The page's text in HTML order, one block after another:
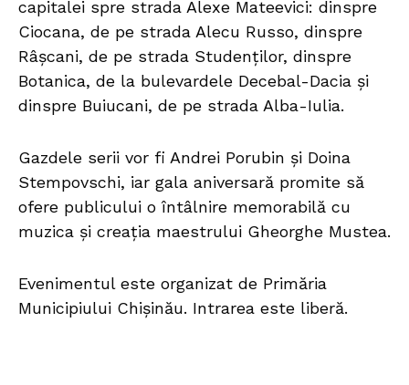
capitalei spre strada Alexe Mateevici: dinspre
Ciocana, de pe strada Alecu Russo, dinspre
Râșcani, de pe strada Studenților, dinspre
Botanica, de la bulevardele Decebal-Dacia și
dinspre Buiucani, de pe strada Alba-Iulia.
Gazdele serii vor fi Andrei Porubin și Doina
Stempovschi, iar gala aniversară promite să
ofere publicului o întâlnire memorabilă cu
muzica și creația maestrului Gheorghe Mustea.
Evenimentul este organizat de Primăria
Municipiului Chișinău. Intrarea este liberă.